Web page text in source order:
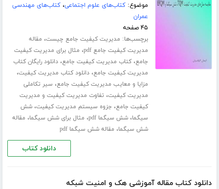
موضوع:کتاب‌های علوم اجتماعی،کتاب‌های مهندسی
عمران
۴۵ صفحه
برچسب‌ها: مدیریت کیفیت جامع چیست، مقاله
مدیریت کیفیت جامع pdf
، مثال برای مدیریت کیفیت
جامع،کتاب مدیریت کیفیت جامع،دانلود رایگان کتاب
مدیریت کیفیت جامع،دانلود کتاب مدیریت کیفیت،
مزایا و معایب مدیریت کیفیت جامع، سیر تکاملی
مدیریت کیفیت، تفاوت مدیریت کیفیت و مدیریت
کیفیت جامع، جزوه سیستم مدیریت کیفیت،شش
سیگما،شش سیگما pdf ، مثال برای شش سیگما، مقاله
شش سیگما، مقاله شش سیگما pdf
دانلود کتاب
دانلود کتاب مقاله آموزشی هک و امنیت شبکه